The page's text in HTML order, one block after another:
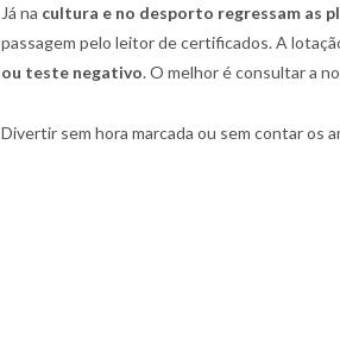
Já na cultura e no desporto regressam as
passagem pelo leitor de certificados. A
ou teste negativo. O melhor é consultar a
Divertir sem hora marcada ou sem contar os